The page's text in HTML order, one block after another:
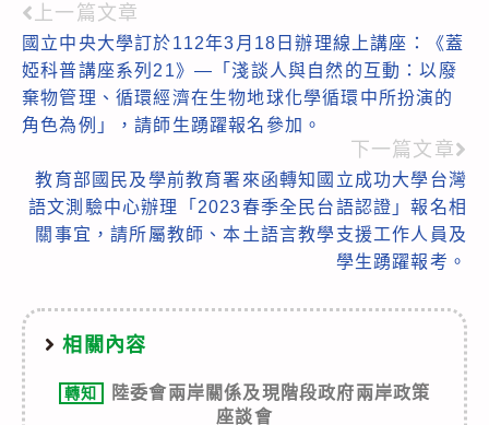
Read
more
articles
上一篇文章
國立中央大學訂於112年3月18日辦理線上講座：《蓋
婭科普講座系列21》—「淺談人與自然的互動：以廢
棄物管理、循環經濟在生物地球化學循環中所扮演的
角色為例」，請師生踴躍報名參加。
下一篇文章
教育部國民及學前教育署來函轉知國立成功大學台灣
語文測驗中心辦理「2023春季全民台語認證」報名相
關事宜，請所屬教師、本土語言教學支援工作人員及
學生踴躍報考。
相關內容
轉知
陸委會兩岸關係及現階段政府兩岸政策
座談會